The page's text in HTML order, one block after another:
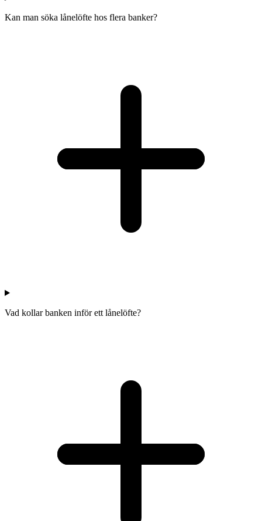
Kan man söka lånelöfte hos flera banker?
Vad kollar banken inför ett lånelöfte?